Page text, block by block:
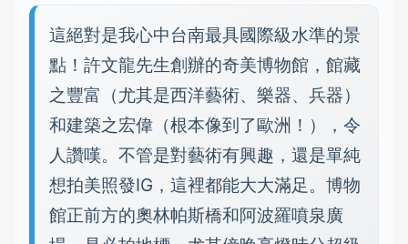
這絕對是我心中台南最具國際級水準的景
點！許文龍先生創辦的奇美博物館，館藏
之豐富（尤其是西洋藝術、樂器、兵器）
和建築之宏偉（根本像到了歐洲！），令
人讚嘆。不管是對藝術有興趣，還是單純
想拍美照發IG，這裡都能大大滿足。博物
館正前方的奧林帕斯橋和阿波羅噴泉廣